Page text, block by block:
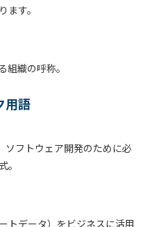
す。
組織の呼称。
用語
フトウェア開発のために必
。
トデータ）をビジネスに活用